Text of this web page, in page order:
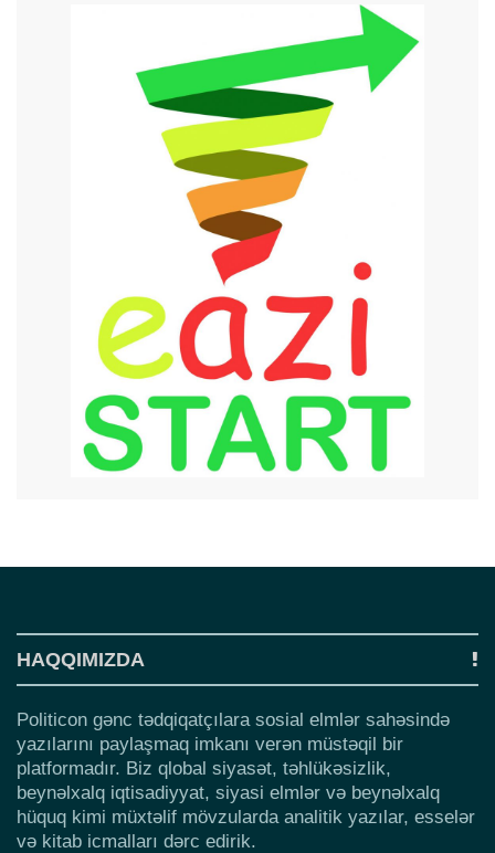
HAQQIMIZDA
Politicon gənc tədqiqatçılara sosial elmlər sahəsində
yazılarını paylaşmaq imkanı verən müstəqil bir
platformadır. Biz qlobal siyasət, təhlükəsizlik,
beynəlxalq iqtisadiyyat, siyasi elmlər və beynəlxalq
hüquq kimi müxtəlif mövzularda analitik yazılar, esselər
və kitab icmalları dərc edirik.